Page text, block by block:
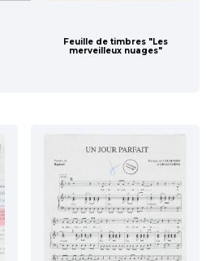
Feuille de timbres "Les
merveilleux nuages"